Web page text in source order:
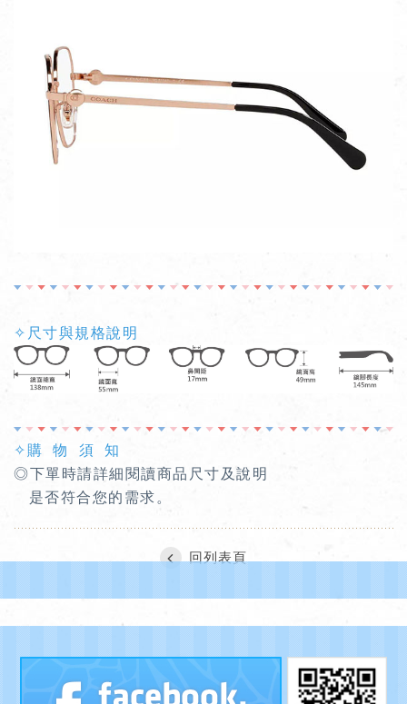
✧尺寸與規格說明
✧購 物 須 知
◎下單時請詳細閱讀商品尺寸及說明
是否符合您的需求。
回列表頁